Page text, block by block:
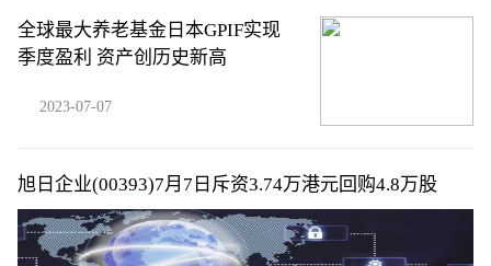
全球最大养老基金日本GPIF实现
季度盈利 资产创历史新高
2023-07-07
旭日企业(00393)7月7日斥资3.74万港元回购4.8万股